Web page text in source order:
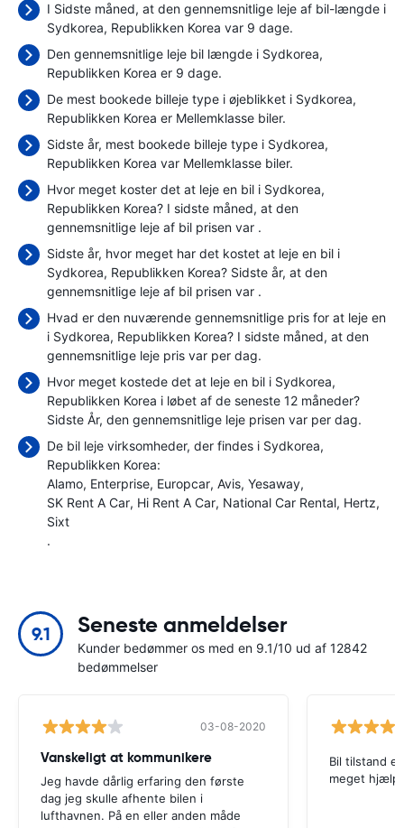
I Sidste måned, at den gennemsnitlige leje af bil-længde i
Sydkorea, Republikken Korea var 9 dage.
Den gennemsnitlige leje bil længde i Sydkorea,
Republikken Korea er 9 dage.
De mest bookede billeje type i øjeblikket i Sydkorea,
Republikken Korea er Mellemklasse biler.
Sidste år, mest bookede billeje type i Sydkorea,
Republikken Korea var Mellemklasse biler.
Hvor meget koster det at leje en bil i Sydkorea,
Republikken Korea? I sidste måned, at den
gennemsnitlige leje af bil prisen var .
Sidste år, hvor meget har det kostet at leje en bil i
Sydkorea, Republikken Korea? Sidste år, at den
gennemsnitlige leje af bil prisen var .
Hvad er den nuværende gennemsnitlige pris for at leje en
i Sydkorea, Republikken Korea? I sidste måned, at den
gennemsnitlige leje pris var per dag.
Hvor meget kostede det at leje en bil i Sydkorea,
Republikken Korea i løbet af de seneste 12 måneder?
Sidste År, den gennemsnitlige leje prisen var per dag.
De bil leje virksomheder, der findes i Sydkorea,
Republikken Korea:
Alamo Enterprise Europcar Avis Yesaway
SK Rent A Car Hi Rent A Car National Car Rental Hertz
Sixt
.
9.1 Seneste anmeldelser
Kunder bedømmer os med en 9.1/10 ud af 12842
bedømmelser
03-08-2020
Vanskeligt at kommunikere
Jeg havde dårlig erfaring den første
dag jeg skulle afhente bilen i
lufthavnen. På en eller anden måde
Bil tilstand
meget